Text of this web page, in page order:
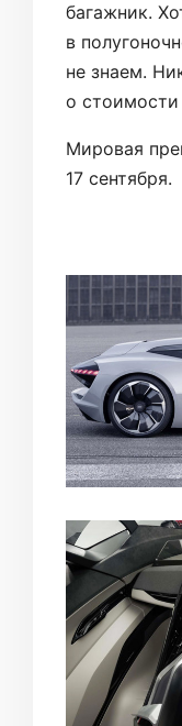
багажник.
в
не знаем.
о стоимости
Мировая
17 сентября.